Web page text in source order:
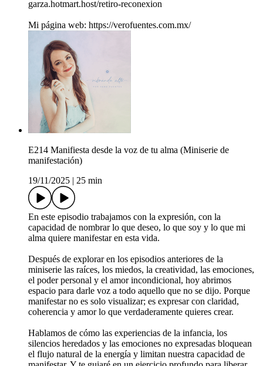
garza.hotmart.host/retiro-reconexion
Mi página web: https://verofuentes.com.mx/
E214 Manifiesta desde la voz de tu alma (Miniserie de
manifestación)
19/11/2025
25 min
En este episodio trabajamos con la expresión, con la
capacidad de nombrar lo que deseo, lo que soy y lo que mi
alma quiere manifestar en esta vida.
Después de explorar en los episodios anteriores de la
miniserie las raíces, los miedos, la creatividad, las emociones,
el poder personal y el amor incondicional, hoy abrimos
espacio para darle voz a todo aquello que no se dijo. Porque
manifestar no es solo visualizar; es expresar con claridad,
coherencia y amor lo que verdaderamente quieres crear.
Hablamos de cómo las experiencias de la infancia, los
silencios heredados y las emociones no expresadas bloquean
el flujo natural de la energía y limitan nuestra capacidad de